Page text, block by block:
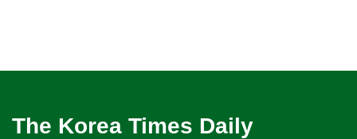
The Korea Times Daily